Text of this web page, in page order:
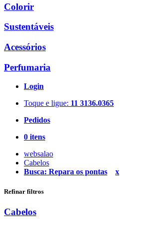
Colorir
Sustentáveis
Acessórios
Perfumaria
Login
Toque e ligue: 11 3136.0365
Pedidos
0 itens
websalao
Cabelos
Busca: Repara os pontas
x
Refinar filtros
Cabelos